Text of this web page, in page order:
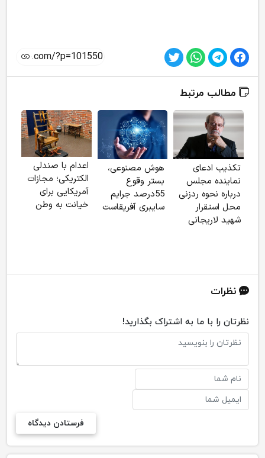
مطالب مرتبط
تکذیب ادعای
نماینده مجلس
درباره نحوه ردزنی
محل استقرار
شهید لاریجانی
هوش مصنوعی،
بستر وقوع
55درصد جرایم
سایبری آفریقاست
اعدام با صندلی
الکتریکی؛ مجازات
آمریکایی برای
خیانت به وطن
نظرات
نظرتان را با ما به اشتراک بگذارید!